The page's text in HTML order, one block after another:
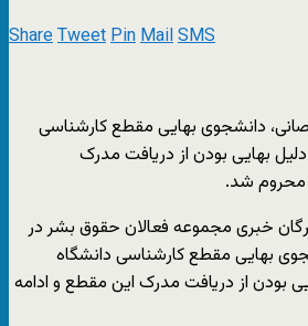
ShareTweetPinMailSMS
دانشجوی بهایی مقطع کارشناسی
دلیل بهایی بودن از دریافت مدرک
محروم شد.
ارگان خبری مجموعه فعالان حقوق بشر در
بهایی مقطع کارشناسی دانشگاه
بودن از دریافت مدرک این مقطع و ادامه